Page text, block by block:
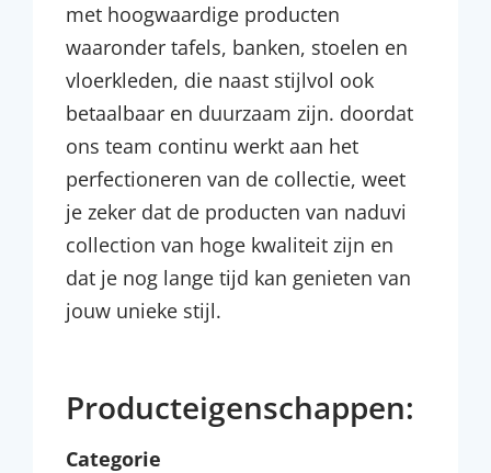
met hoogwaardige producten
waaronder tafels, banken, stoelen en
vloerkleden, die naast stijlvol ook
betaalbaar en duurzaam zijn. doordat
ons team continu werkt aan het
perfectioneren van de collectie, weet
je zeker dat de producten van naduvi
collection van hoge kwaliteit zijn en
dat je nog lange tijd kan genieten van
jouw unieke stijl.
Producteigenschappen:
Categorie